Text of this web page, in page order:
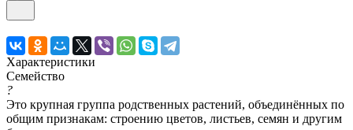
Характеристики
Семейство
?
Это крупная группа родственных растений, объединённых по
общим признакам: строению цветов, листьев, семян и другим